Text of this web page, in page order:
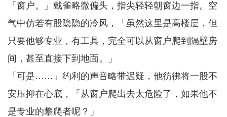
「窗户。」戴雀略微偏头，指尖轻轻朝窗边一指。空
气中仿若有股隐隐的冷风，「虽然这里是高楼层，但
只要他够专业，有工具，完全可以从窗户爬到隔壁房
间，甚至直接下到地面。」
「可是……」约利的声音略带迟疑，他彷彿将一股不
安压抑在心底，「从窗户爬出去太危险了，如果他不
是专业的攀爬者呢？」